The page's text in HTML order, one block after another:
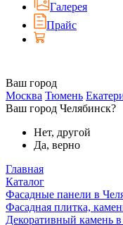
Галерея
Прайс
Ваш город
Москва Тюмень
Ваш город Челябинск?
Нет, другой
Да, верно
Главная
Каталог
Фасадные панели в
Фасадная плитка,
Декоративный камень